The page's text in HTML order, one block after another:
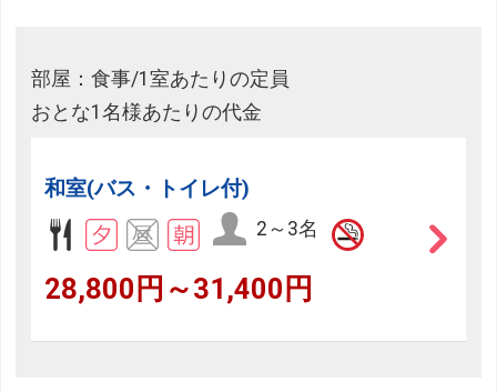
部屋：食事/1室あたりの定員
おとな1名様あたりの代金
和室(バス・トイレ付)
2～3名
28,800円～31,400円